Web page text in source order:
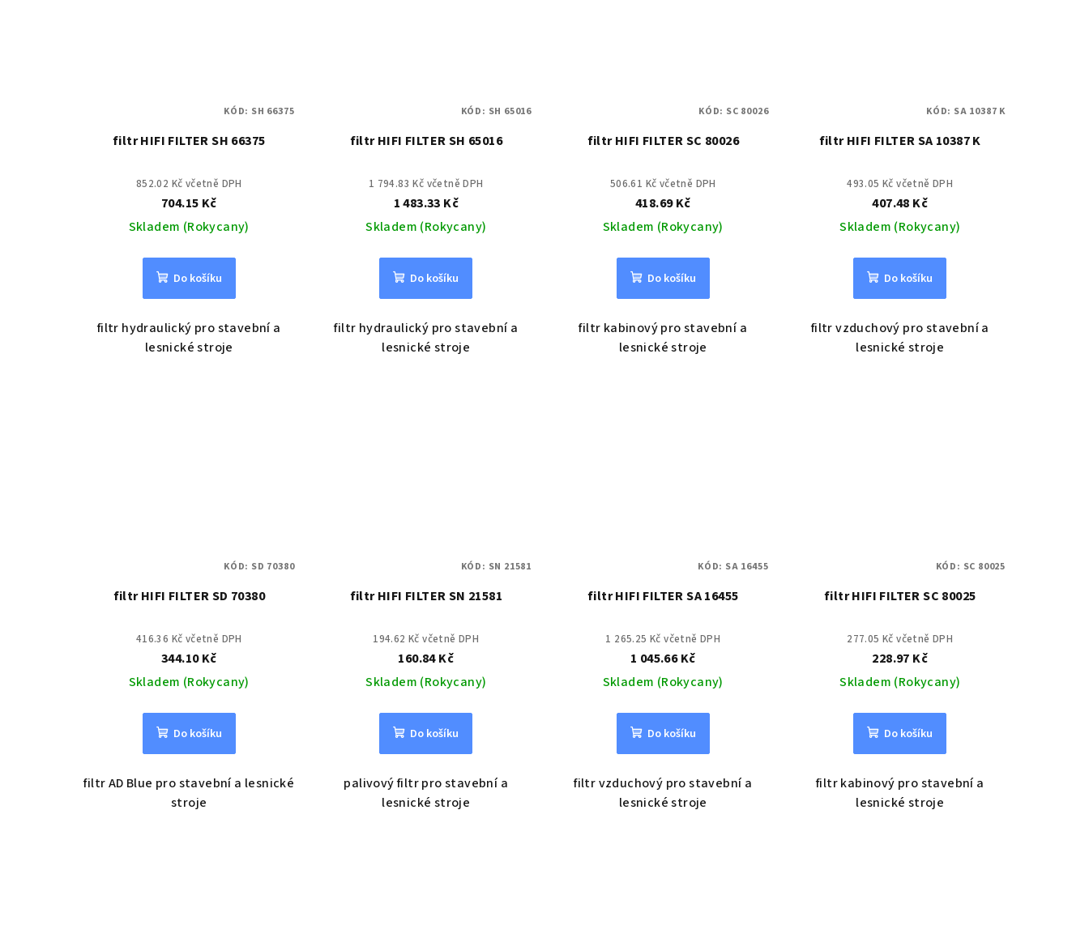
filtr HIFI FILTER SH 66375
852.02 Kč včetně DPH
704.15 Kč
Skladem (Rokycany)
Do košíku
filtr hydraulický pro stavební a
lesnické stroje
KÓD: SH 66375
filtr HIFI FILTER SH 65016
1 794.83 Kč včetně DPH
1 483.33 Kč
Skladem (Rokycany)
Do košíku
filtr hydraulický pro stavební a
lesnické stroje
KÓD: SH 65016
filtr HIFI FILTER SC 80026
506.61 Kč včetně DPH
418.69 Kč
Skladem (Rokycany)
Do košíku
filtr kabinový pro stavební a
lesnické stroje
KÓD: SC 80026
filtr HIFI FILTER SA 10387 K
493.05 Kč včetně DPH
407.48 Kč
Skladem (Rokycany)
Do košíku
filtr vzduchový pro stavební a
lesnické stroje
KÓD: SA 10387 K
filtr HIFI FILTER SD 70380
416.36 Kč včetně DPH
344.10 Kč
Skladem (Rokycany)
Do košíku
filtr AD Blue pro stavební a lesnické
stroje
KÓD: SD 70380
filtr HIFI FILTER SN 21581
194.62 Kč včetně DPH
160.84 Kč
Skladem (Rokycany)
Do košíku
palivový filtr pro stavební a
lesnické stroje
KÓD: SN 21581
filtr HIFI FILTER SA 16455
1 265.25 Kč včetně DPH
1 045.66 Kč
Skladem (Rokycany)
Do košíku
filtr vzduchový pro stavební a
lesnické stroje
KÓD: SA 16455
filtr HIFI FILTER SC 80025
277.05 Kč včetně DPH
228.97 Kč
Skladem (Rokycany)
Do košíku
filtr kabinový pro stavební a
lesnické stroje
KÓD: SC 80025